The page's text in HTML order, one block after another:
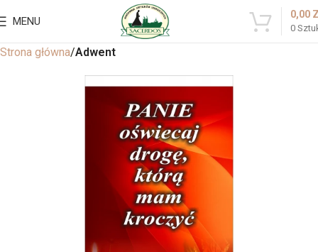
MENU
0
0,00
Strona główna Adwent